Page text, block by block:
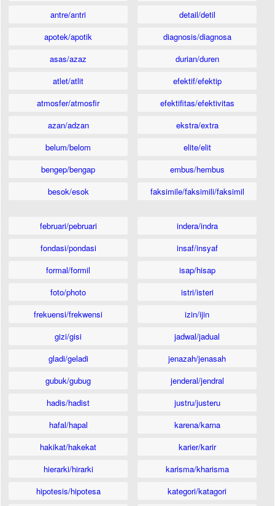
antre/antri
apotek/apotik
asas/azaz
atlet/atlit
atmosfer/atmosfir
azan/adzan
belum/belom
bengep/bengap
besok/esok
detail/detil
diagnosis/diagnosa
durian/duren
efektif/efektip
efektifitas/efektivitas
ekstra/extra
elite/elit
embus/hembus
faksimile/faksimili/faksimil
februari/pebruari
fondasi/pondasi
formal/formil
foto/photo
frekuensi/frekwensi
gizi/gisi
gladi/geladi
gubuk/gubug
hadis/hadist
hafal/hapal
hakikat/hakekat
hierarki/hirarki
hipotesis/hipotesa
indera/indra
insaf/insyaf
isap/hisap
istri/isteri
izin/ijin
jadwal/jadual
jenazah/jenasah
jenderal/jendral
justru/justeru
karena/karna
karier/karir
karisma/kharisma
kategori/katagori